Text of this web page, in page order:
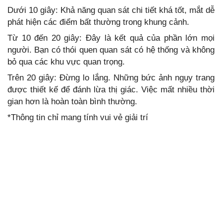
Dưới 10 giây: Khả năng quan sát chi tiết khá tốt, mắt dễ
phát hiện các điểm bất thường trong khung cảnh.
Từ 10 đến 20 giây: Đây là kết quả của phần lớn mọi
người. Bạn có thói quen quan sát có hệ thống và không
bỏ qua các khu vực quan trọng.
Trên 20 giây: Đừng lo lắng. Những bức ảnh ngụy trang
được thiết kế để đánh lừa thị giác. Việc mất nhiều thời
gian hơn là hoàn toàn bình thường.
*Thông tin chỉ mang tính vui vẻ giải trí